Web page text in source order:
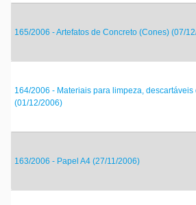
165/2006 - Artefatos de Concreto (Cones) (07/
164/2006 - Materiais para limpeza, descartáveis
(01/12/2006)
163/2006 - Papel A4 (27/11/2006)